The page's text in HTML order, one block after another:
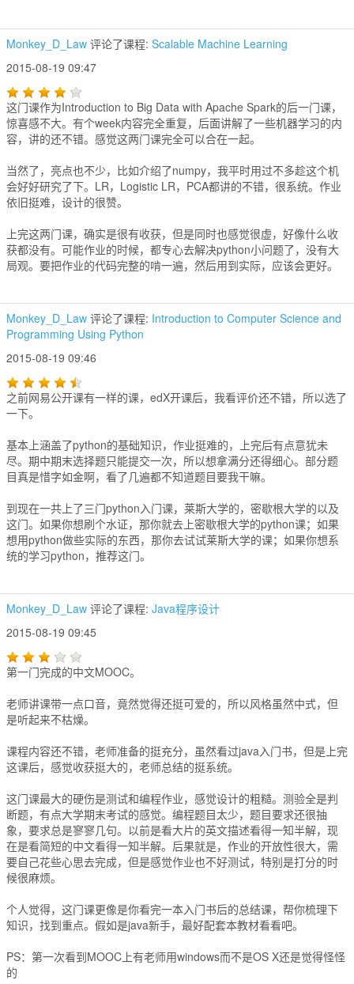
Monkey_D_Law 评论了课程: Scalable Machine Learning
2015-08-19 09:47
这门课作为Introduction to Big Data with Apache Spark的后一门课，
惊喜感不大。有个week内容完全重复，后面讲解了一些机器学习的内
容，讲的还不错。感觉这两门课完全可以合在一起。
当然了，亮点也不少，比如介绍了numpy，我平时用过不多趁这个机
会好好研究了下。LR，Logistic LR，PCA都讲的不错，很系统。作业
依旧挺难，设计的很赞。
上完这两门课，确实是很有收获，但是同时也感觉很虚，好像什么收
获都没有。可能作业的时候，都专心去解决python小问题了，没有大
局观。要把作业的代码完整的啃一遍，然后用到实际，应该会更好。
Monkey_D_Law 评论了课程: Introduction to Computer Science and
Programming Using Python
2015-08-19 09:46
之前网易公开课有一样的课，edX开课后，我看评价还不错，所以选了
一下。
基本上涵盖了python的基础知识，作业挺难的，上完后有点意犹未
尽。期中期末选择题只能提交一次，所以想拿满分还得细心。部分题
目真是惜字如金啊，看了几遍都不知道题目要我干嘛。
到现在一共上了三门python入门课，莱斯大学的，密歇根大学的以及
这门。如果你想刷个水证，那你就去上密歇根大学的python课；如果
想用python做些实际的东西，那你去试试莱斯大学的课；如果你想系
统的学习python，推荐这门。
Monkey_D_Law 评论了课程: Java程序设计
2015-08-19 09:45
第一门完成的中文MOOC。
老师讲课带一点口音，竟然觉得还挺可爱的，所以风格虽然中式，但
是听起来不枯燥。
课程内容还不错，老师准备的挺充分，虽然看过java入门书，但是上完
这课后，感觉收获挺大的，老师总结的挺系统。
这门课最大的硬伤是测试和编程作业，感觉设计的粗糙。测验全是判
断题，有点大学期末考试的感觉。编程题目太少，题目要求还很抽
象，要求总是寥寥几句。以前是看大片的英文描述看得一知半解，现
在是看简短的中文看得一知半解。后果就是，作业的开放性很大，需
要自己花些心思去完成，但是感觉作业也不好测试，特别是打分的时
候很麻烦。
个人觉得，这门课更像是你看完一本入门书后的总结课，帮你梳理下
知识，找到重点。假如是java新手，最好配套本教材看看吧。
PS：第一次看到MOOC上有老师用windows而不是OS X还是觉得怪怪
的